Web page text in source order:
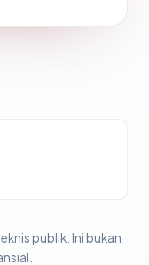
publik. Ini bukan